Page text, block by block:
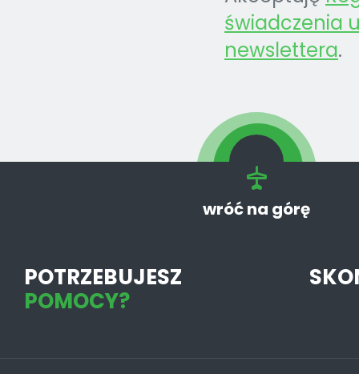
świadczenia
newslettera.
wróć na górę
POTRZEBUJESZ
POMOCY?